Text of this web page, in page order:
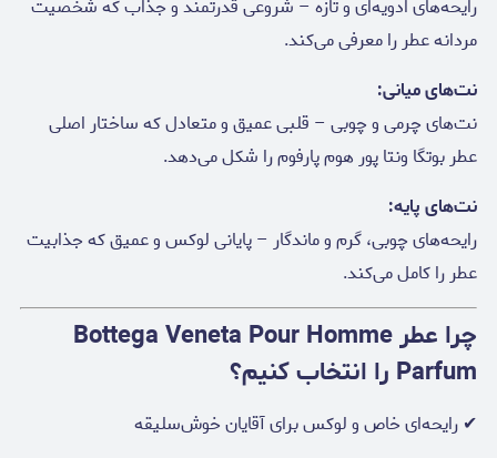
رایحه‌های ادویه‌ای و تازه – شروعی قدرتمند و جذاب که شخصیت
مردانه عطر را معرفی می‌کند.
نت‌های میانی:
نت‌های چرمی و چوبی – قلبی عمیق و متعادل که ساختار اصلی
عطر بوتگا ونتا پور هوم پارفوم را شکل می‌دهد.
نت‌های پایه:
رایحه‌های چوبی، گرم و ماندگار – پایانی لوکس و عمیق که جذابیت
عطر را کامل می‌کند.
چرا عطر Bottega Veneta Pour Homme
Parfum را انتخاب کنیم؟
✔ رایحه‌ای خاص و لوکس برای آقایان خوش‌سلیقه